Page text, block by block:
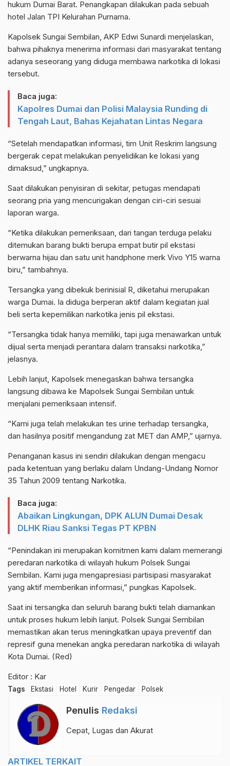
hukum Dumai Barat. Penangkapan dilakukan pada sebuah
hotel Jalan TPI Kelurahan Purnama.
Kapolsek Sungai Sembilan, AKP Edwi Sunardi menjelaskan,
bahwa pihaknya menerima informasi dari masyarakat tentang
adanya seseorang yang diduga membawa narkotika di lokasi
tersebut.
Baca juga:
Kapolres Dumai dan Polisi Malaysia Runding di
Tengah Laut, Bahas Kejahatan Lintas Negara
“Setelah mendapatkan informasi, tim Unit Reskrim langsung
bergerak cepat melakukan penyelidikan ke lokasi yang
dimaksud,” ungkapnya.
Saat dilakukan penyisiran di sekitar, petugas mendapati
seorang pria yang mencurigakan dengan ciri-ciri sesuai
laporan warga.
“Ketika dilakukan pemeriksaan, dari tangan terduga pelaku
ditemukan barang bukti berupa empat butir pil ekstasi
berwarna hijau dan satu unit handphone merk Vivo Y15 warna
biru,” tambahnya.
Tersangka yang dibekuk berinisial R, diketahui merupakan
warga Dumai. Ia diduga berperan aktif dalam kegiatan jual
beli serta kepemilikan narkotika jenis pil ekstasi.
“Tersangka tidak hanya memiliki, tapi juga menawarkan untuk
dijual serta menjadi perantara dalam transaksi narkotika,”
jelasnya.
Lebih lanjut, Kapolsek menegaskan bahwa tersangka
langsung dibawa ke Mapolsek Sungai Sembilan untuk
menjalani pemeriksaan intensif.
“Kami juga telah melakukan tes urine terhadap tersangka,
dan hasilnya positif mengandung zat MET dan AMP,” ujarnya.
Penanganan kasus ini sendiri dilakukan dengan mengacu
pada ketentuan yang berlaku dalam Undang-Undang Nomor
35 Tahun 2009 tentang Narkotika.
Baca juga:
Abaikan Lingkungan, DPK ALUN Dumai Desak
DLHK Riau Sanksi Tegas PT KPBN
“Penindakan ini merupakan komitmen kami dalam memerangi
peredaran narkotika di wilayah hukum Polsek Sungai
Sembilan. Kami juga mengapresiasi partisipasi masyarakat
yang aktif memberikan informasi,” pungkas Kapolsek.
Saat ini tersangka dan seluruh barang bukti telah diamankan
untuk proses hukum lebih lanjut. Polsek Sungai Sembilan
memastikan akan terus meningkatkan upaya preventif dan
represif guna menekan angka peredaran narkotika di wilayah
Kota Dumai. (Red)
Editor : Kar
Tags Ekstasi Hotel Kurir Pengedar Polsek
Penulis Redaksi
Cepat, Lugas dan Akurat
ARTIKEL TERKAIT